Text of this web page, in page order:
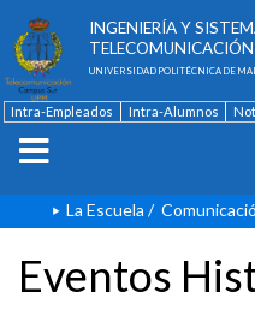
INGENIERÍA Y
TELECOMUNICACIÓN
UNIVERSIDAD POLITÉCNICA DE
Intra-Empleados Intra-Alumnos
La Escuela /
Eventos